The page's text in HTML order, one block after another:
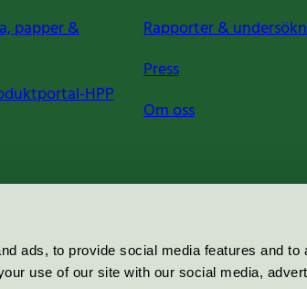
ads, to provide social media features and to
use of our site with our social media,
papper &
HPP
Rapporter &
Press
Om oss